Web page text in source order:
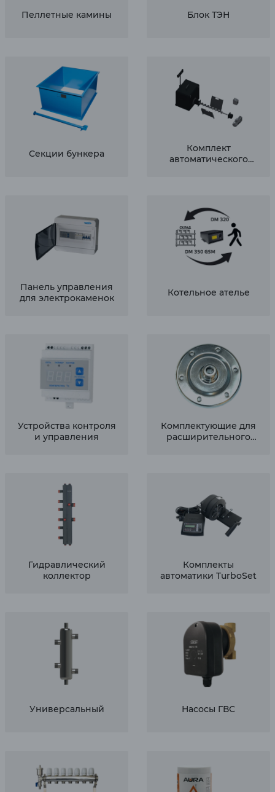
Пеллетные камины Блок ТЭН
Секции бункера
Комплект
автоматического
Панель управления
для электрокаменок
Котельное ателье
Устройства контроля
и управления
Комплектующие для
расширительного
Гидравлический
коллектор
Комплекты
автоматики TurboSet
Универсальный Насосы ГВС